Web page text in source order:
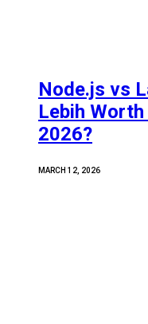
Node.js vs
Lebih
2026?
MARCH 12, 2026